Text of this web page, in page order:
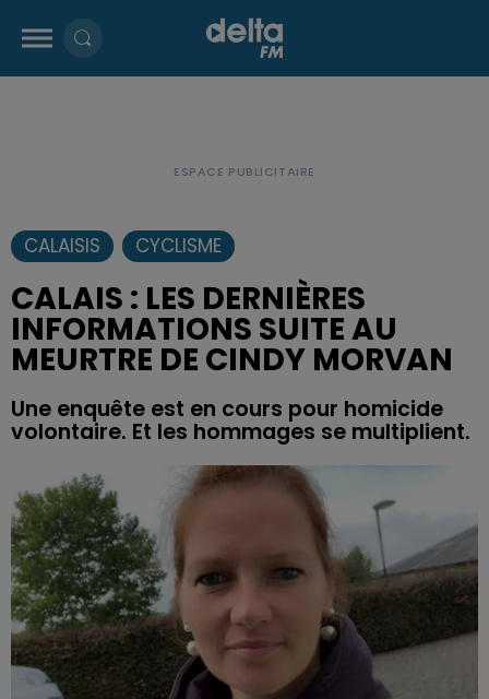
CALAISIS CYCLISME
CALAIS : LES DERNIÈRES
INFORMATIONS SUITE AU
MEURTRE DE CINDY MORVAN
Une enquête est en cours pour homicide
volontaire. Et les hommages se multiplient.